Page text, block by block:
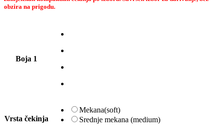
obzira na prigodu.
Boja 1
Vrsta čekinja
Mekana(soft)
Srednje mekana (medium)